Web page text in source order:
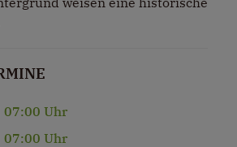
07:00 Uhr
07:00 Uhr